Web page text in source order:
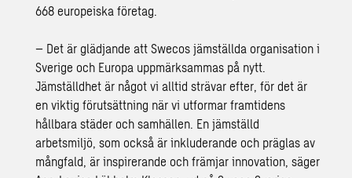
668 europeiska företag.
– Det är glädjande att Swecos jämställda organisation i
Sverige och Europa uppmärksammas på nytt.
Jämställdhet är något vi alltid strävar efter, för det är
en viktig förutsättning när vi utformar framtidens
hållbara städer och samhällen. En jämställd
arbetsmiljö, som också är inkluderande och präglas av
mångfald, är inspirerande och främjar innovation, säger